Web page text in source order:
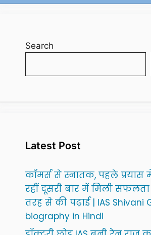
Search
Latest Post
कॉमर्स से स्नातक, पहले
रहीं दूसरी बार में मिली
तरह से की पढ़ाई | IAS Shivani
biography in Hindi